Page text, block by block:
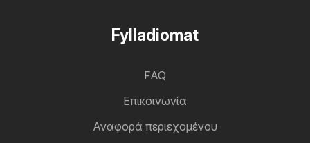
Fylladiomat
FAQ
Επικοινωνία
Αναφορά περιεχομένου